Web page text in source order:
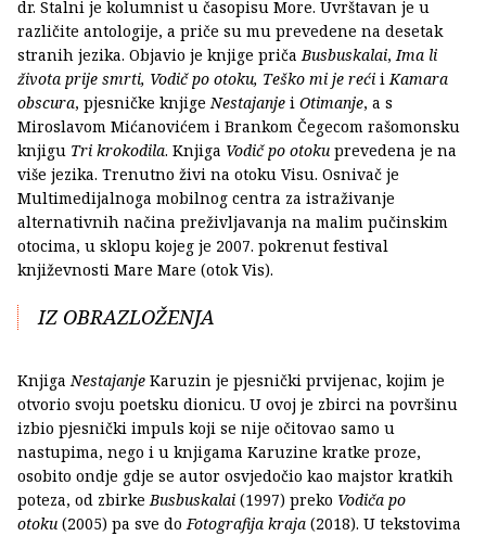
dr. Stalni je kolumnist u časopisu More. Uvrštavan je u
različite antologije, a priče su mu prevedene na desetak
stranih jezika. Objavio je knjige pričaBusbuskalai,Ima li
života prije smrti, Vodič po otoku, Teško mi je reći iKamara
obscura, pjesničke knjigeNestajanje i Otimanje, a s
Miroslavom Mićanovićem i Brankom Čegecom rašomonsku
knjigu Tri krokodila. Knjiga Vodič po otoku prevedena je na
više jezika. Trenutno živi na otoku Visu. Osnivač je
Multimedijalnoga mobilnog centra za istraživanje
alternativnih načina preživljavanja na malim pučinskim
otocima, u sklopu kojeg je 2007. pokrenut festival
književnosti Mare Mare (otok Vis).
IZ OBRAZLOŽENJA
KnjigaNestajanje Karuzin je pjesnički prvijenac, kojim je
otvorio svoju poetsku dionicu. U ovoj je zbirci na površinu
izbio pjesnički impuls koji se nije očitovao samo u
nastupima, nego i u knjigama Karuzine kratke proze,
osobito ondje gdje se autor osvjedočio kao majstor kratkih
poteza, od zbirkeBusbuskalai (1997) preko Vodiča po
otoku (2005) pa sve doFotografija kraja (2018). U tekstovima